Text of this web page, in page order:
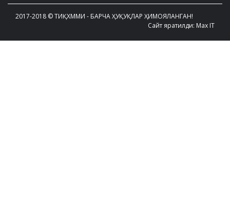
2017-2018 © ТИҚХММИ - БАРЧА ҲУҚУҚЛАР ҲИМОЯЛАНГАН!
Сайт яратилди: Max IT